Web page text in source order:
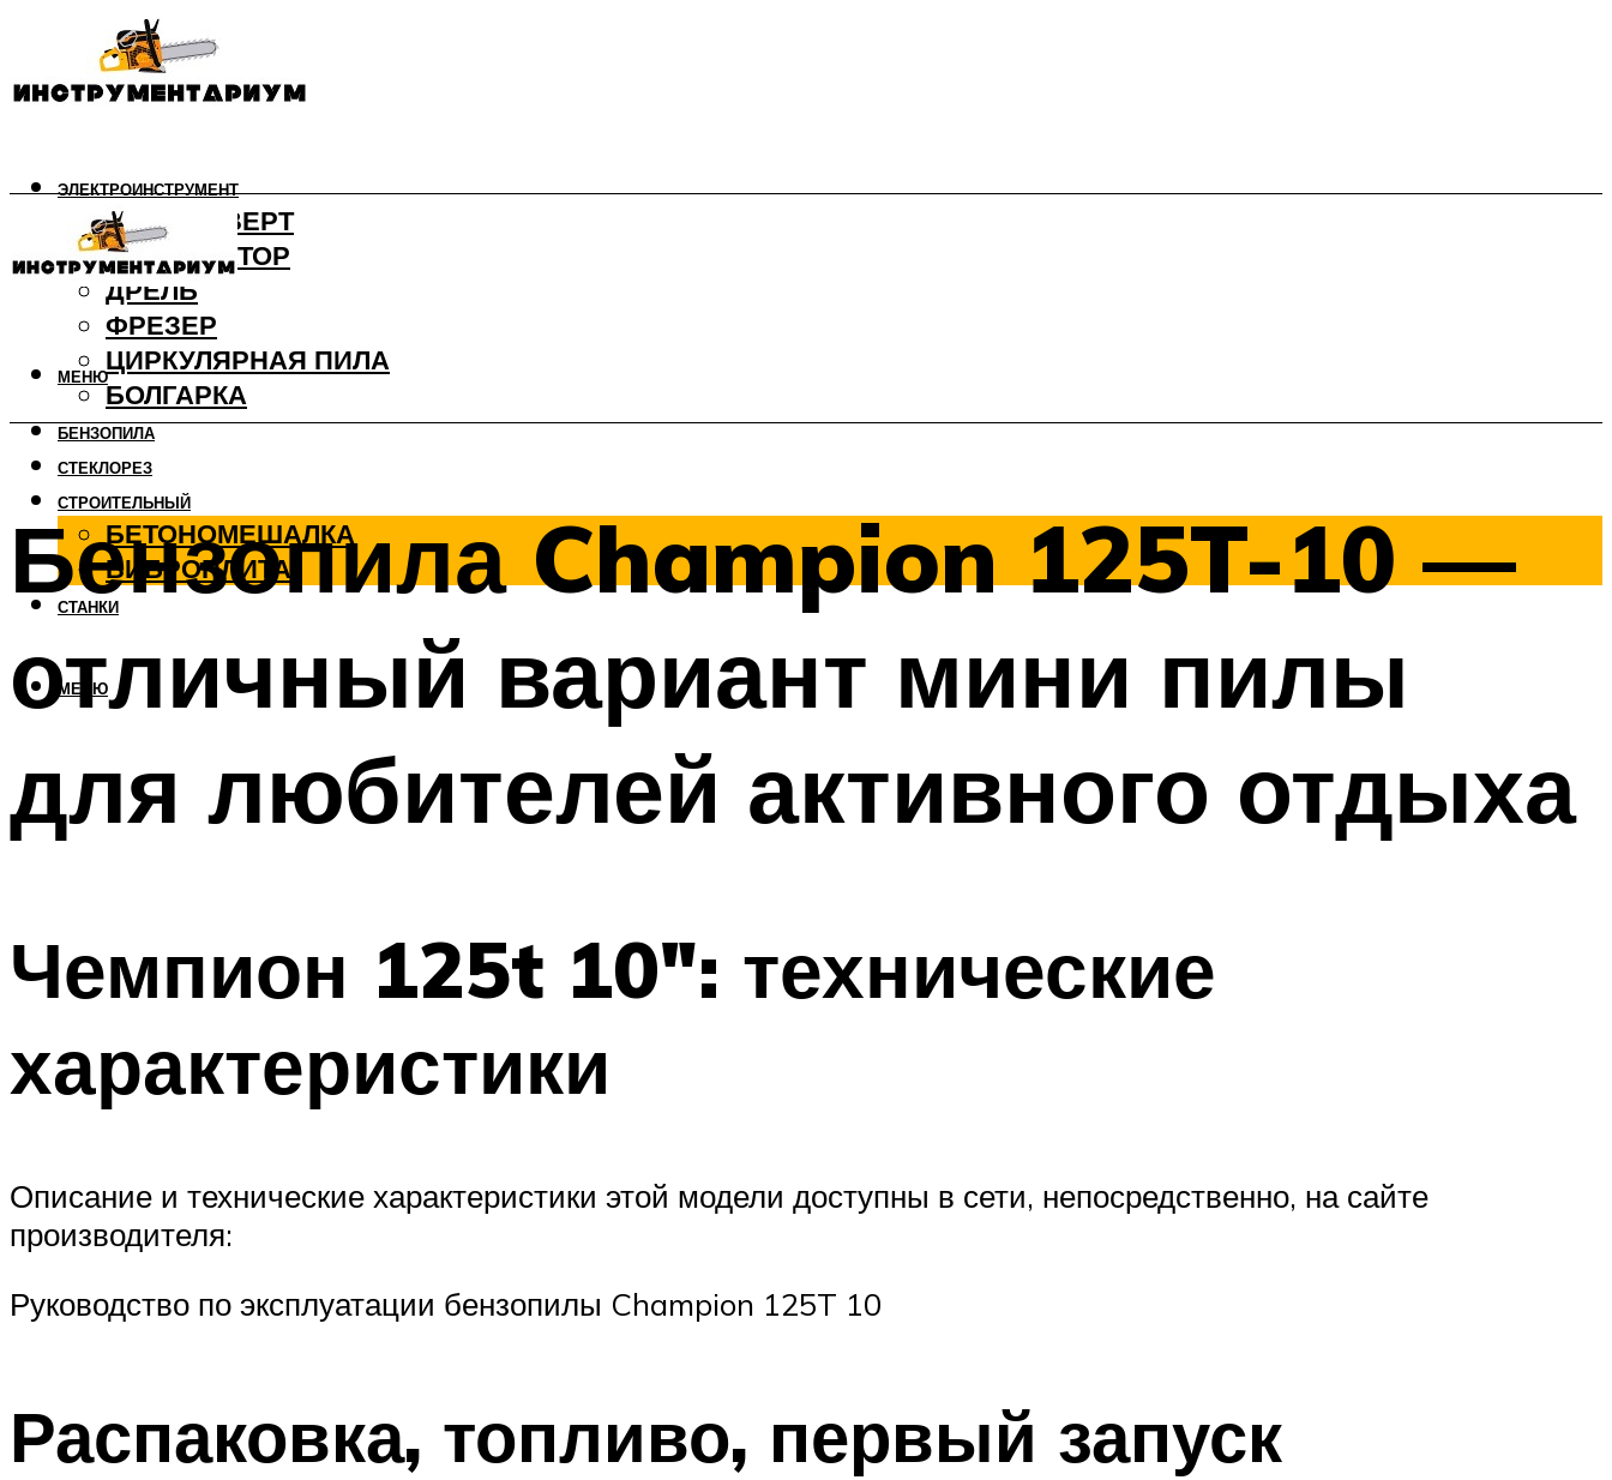
ЭЛЕКТРОИНСТРУМЕНТ
ШУРУПОВЕРТ
ПЕРФОРАТОР
ДРЕЛЬ
ФРЕЗЕР
ЦИРКУЛЯРНАЯ ПИЛА
БОЛГАРКА
БЕНЗОПИЛА
СТЕКЛОРЕЗ
СТРОИТЕЛЬНЫЙ
БЕТОНОМЕШАЛКА
ВИБРОПЛИТА
СТАНКИ
МЕНЮ
МЕНЮ
Бензопила Champion 125T-10 —
отличный вариант мини пилы
для любителей активного отдыха
Чемпион 125t 10″: технические
характеристики
Описание и технические характеристики этой модели доступны в сети, непосредственно, на сайте
производителя:
Руководство по эксплуатации бензопилы Champion 125T 10
Распаковка, топливо, первый запуск